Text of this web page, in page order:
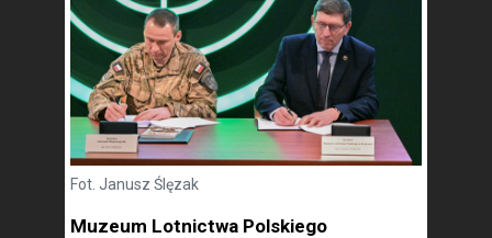
Fot. Janusz Ślęzak
Muzeum Lotnictwa Polskiego